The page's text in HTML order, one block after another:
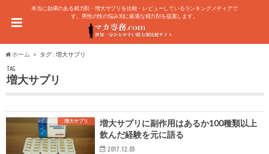
本当に効果のある精力剤・増大サプリを比較・レビューしているランキングメディアで
す。男性の性の悩み別に最適な精力剤を提案します。
ホーム タグ : 増大サプリ
TAG
増大サプリ
増大サプリ
増大サプリに副作用はあるか100種類以上
飲んだ経験を元に語る
2017.12.05